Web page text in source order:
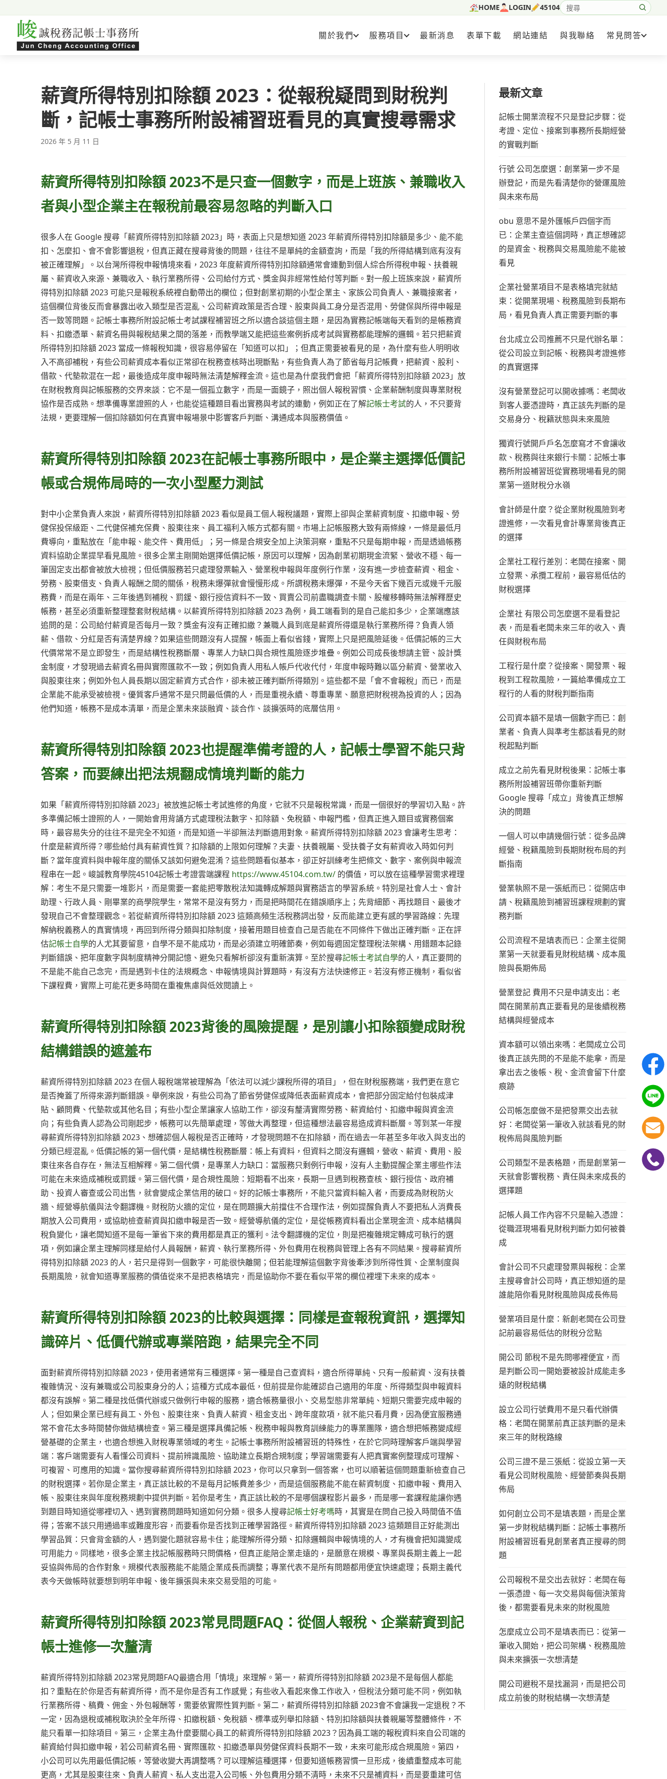
HOME LOGIN 45104
搜尋網站內容
關於我們
服務項目 最新消息 表單下載 網站連結 與我聯絡 常見問答
薪資所得特別扣除額 2023：從報稅疑問到財稅判
斷，記帳士事務所附設補習班看見的真實搜尋需求
2026 年 5 月 11 日
薪資所得特別扣除額 2023不是只查一個數字，而是上班族、兼職收入
者與小型企業主在報稅前最容易忽略的判斷入口
很多人在 Google 搜尋「薪資所得特別扣除額 2023」時，表面上只是想知道 2023 年薪資所得特別扣除額是多少、能不能
扣、怎麼扣、會不會影響退稅，但真正藏在搜尋背後的問題，往往不是單純的金額查詢，而是「我的所得結構到底有沒有
被正確理解」。以台灣所得稅申報情境來看，2023 年度薪資所得特別扣除額通常會連動到個人綜合所得稅申報、扶養親
屬、薪資收入來源、兼職收入、執行業務所得、公司給付方式、獎金與非經常性給付等判斷。對一般上班族來說，薪資所
得特別扣除額 2023 可能只是報稅系統裡自動帶出的欄位；但對創業初期的小型企業主、家族公司負責人、兼職接案者，
這個欄位背後反而會暴露出收入類型是否混亂、公司薪資政策是否合理、股東與員工身分是否混用、勞健保與所得申報是
否一致等問題。記帳士事務所附設記帳士考試課程補習班之所以適合談這個主題，是因為實務記帳端每天看到的是帳務資
料、扣繳憑單、薪資名冊與報稅結果之間的落差，而教學端又能把這些案例拆成考試與實務都能理解的邏輯。若只把薪資
所得特別扣除額 2023 當成一條報稅知識，很容易停留在「知道可以扣」；但真正需要被看見的是，為什麼有些人明明收
入不高卻補稅，有些公司薪資成本看似正常卻在稅務查核時出現斷點，有些負責人為了節省每月記帳費，把薪資、股利、
借款、代墊款混在一起，最後造成年度申報時無法清楚解釋金流。這也是為什麼我們會把「薪資所得特別扣除額 2023」放
在財稅教育與記帳服務的交界來談：它不是一個孤立數字，而是一面鏡子，照出個人報稅習慣、企業薪酬制度與專業財稅
協作是否成熟。想準備專業證照的人，也能從這種題目看出實務與考試的連動，例如正在了解記帳士考試的人，不只要背
法規，更要理解一個扣除額如何在真實申報場景中影響客戶判斷、溝通成本與服務價值。
薪資所得特別扣除額 2023在記帳士事務所眼中，是企業主選擇低價記
帳或合規佈局時的一次小型壓力測試
對中小企業負責人來說，薪資所得特別扣除額 2023 看似是員工個人報稅議題，實際上卻與企業薪資制度、扣繳申報、勞
健保投保級距、二代健保補充保費、股東往來、員工福利入帳方式都有關。市場上記帳服務大致有兩條線，一條是最低月
費導向，重點放在「能申報、能交件、費用低」；另一條是合規安全加上決策洞察，重點不只是每期申報，而是透過帳務
資料協助企業提早看見風險。很多企業主剛開始選擇低價記帳，原因可以理解，因為創業初期現金流緊、營收不穩、每一
筆固定支出都會被放大檢視；但低價服務若只處理發票輸入、營業稅申報與年度例行作業，沒有進一步檢查薪資、租金、
勞務、股東借支、負責人報酬之間的關係，稅務未爆彈就會慢慢形成。所謂稅務未爆彈，不是今天省下幾百元或幾千元服
務費，而是在兩年、三年後遇到補稅、罰鍰、銀行授信資料不一致、買賣公司前盡職調查卡關、股權移轉時無法解釋歷史
帳務，甚至必須重新整理整套財稅結構。以薪資所得特別扣除額 2023 為例，員工端看到的是自己能扣多少，企業端應該
追問的是：公司給付薪資是否每月一致？獎金有沒有正確扣繳？兼職人員到底是薪資所得還是執行業務所得？負責人領
薪、借款、分紅是否有清楚界線？如果這些問題沒有人提醒，帳面上看似省錢，實際上只是把風險延後。低價記帳的三大
代價常常不是立即發生，而是結構性稅務斷層、專業人力缺口與合規性風險逐步堆疊。例如公司成長後想請主管、設計獎
金制度，才發現過去薪資名冊與實際匯款不一致；例如負責人用私人帳戶代收代付，年度申報時難以區分薪資、營業收入
與股東往來；例如外包人員長期以固定薪資方式合作，卻未被正確判斷所得類別。這些都不是「會不會報稅」而已，而是
企業能不能承受被檢視。優質客戶通常不是只問最低價的人，而是重視永續、尊重專業、願意把財稅視為投資的人；因為
他們知道，帳務不是成本清單，而是企業未來談融資、談合作、談擴張時的底層信用。
薪資所得特別扣除額 2023也提醒準備考證的人，記帳士學習不能只背
答案，而要練出把法規翻成情境判斷的能力
如果「薪資所得特別扣除額 2023」被放進記帳士考試進修的角度，它就不只是報稅常識，而是一個很好的學習切入點。許
多準備記帳士證照的人，一開始會用背誦方式處理稅法數字、扣除額、免稅額、申報門檻，但真正進入題目或實務個案
時，最容易失分的往往不是完全不知道，而是知道一半卻無法判斷適用對象。薪資所得特別扣除額 2023 會讓考生思考：
什麼是薪資所得？哪些給付具有薪資性質？扣除額的上限如何理解？夫妻、扶養親屬、受扶養子女有薪資收入時如何判
斷？當年度資料與申報年度的關係又該如何避免混淆？這些問題看似基本，卻正好訓練考生把條文、數字、案例與申報流
程串在一起。峻誠教育學院45104記帳士考證雲端課程 https://www.45104.com.tw/ 的價值，可以放在這種學習需求裡理
解：考生不是只需要一堆影片，而是需要一套能把零散稅法知識轉成解題與實務語言的學習系統。特別是社會人士、會計
助理、行政人員、剛畢業的商學院學生，常常不是沒有努力，而是把時間花在錯誤順序上；先背細節、再找題目、最後才
發現自己不會整理觀念。若從薪資所得特別扣除額 2023 這類高頻生活稅務詞出發，反而能建立更有感的學習路線：先理
解納稅義務人的真實情境，再回到所得分類與扣除制度，接著用題目檢查自己是否能在不同條件下做出正確判斷。正在評
估記帳士自學的人尤其要留意，自學不是不能成功，而是必須建立明確節奏，例如每週固定整理稅法架構、用錯題本記錄
判斷錯誤、把年度數字與制度精神分開記憶、避免只看解析卻沒有重新演算。至於搜尋記帳士考試自學的人，真正要問的
不是能不能自己念完，而是遇到卡住的法規概念、申報情境與計算題時，有沒有方法快速修正。若沒有修正機制，看似省
下課程費，實際上可能花更多時間在重複焦慮與低效閱讀上。
薪資所得特別扣除額 2023背後的風險提醒，是別讓小扣除額變成財稅
結構錯誤的遮羞布
薪資所得特別扣除額 2023 在個人報稅端常被理解為「依法可以減少課稅所得的項目」，但在財稅服務端，我們更在意它
是否掩蓋了所得來源判斷錯誤。舉例來說，有些公司為了節省勞健保或降低表面薪資成本，會把部分固定給付包裝成津
貼、顧問費、代墊款或其他名目；有些小型企業讓家人協助工作，卻沒有釐清實際勞務、薪資給付、扣繳申報與資金流
向；有些負責人認為公司剛起步，帳務可以先簡單處理，等做大再整理，但這種想法最容易造成資料斷層。等到某一年搜
尋薪資所得特別扣除額 2023、想確認個人報稅是否正確時，才發現問題不在扣除額，而在過去一年甚至多年收入與支出的
分類已經混亂。低價記帳的第一個代價，是結構性稅務斷層：帳上有資料，但資料之間沒有邏輯，營收、薪資、費用、股
東往來各自存在，無法互相解釋。第二個代價，是專業人力缺口：當服務只剩例行申報，沒有人主動提醒企業主哪些作法
可能在未來造成補稅或罰鍰。第三個代價，是合規性風險：短期看不出來，長期一旦遇到稅務查核、銀行授信、政府補
助、投資人審查或公司出售，就會變成企業信用的破口。好的記帳士事務所，不能只當資料輸入者，而要成為財稅防火
牆、經營導航儀與法令翻譯機。財稅防火牆的定位，是在問題擴大前擋住不合理作法，例如提醒負責人不要把私人消費長
期放入公司費用，或協助檢查薪資與扣繳申報是否一致。經營導航儀的定位，是從帳務資料看出企業現金流、成本結構與
稅負變化，讓老闆知道不是每一筆省下來的費用都是真正的獲利。法令翻譯機的定位，則是把複雜規定轉成可執行的選
項，例如讓企業主理解同樣是給付人員報酬，薪資、執行業務所得、外包費用在稅務與管理上各有不同結果。搜尋薪資所
得特別扣除額 2023 的人，若只是得到一個數字，可能很快離開；但若能理解這個數字背後牽涉到所得性質、企業制度與
長期風險，就會知道專業服務的價值從來不是把表格填完，而是協助你不要在看似平常的欄位裡埋下未來的成本。
薪資所得特別扣除額 2023的比較與選擇：同樣是查報稅資訊，選擇知
識碎片、低價代辦或專業陪跑，結果完全不同
面對薪資所得特別扣除額 2023，使用者通常有三種選擇。第一種是自己查資料，適合所得單純、只有一般薪資、沒有扶養
複雜情況、沒有兼職或公司股東身分的人；這種方式成本最低，但前提是你能確認自己適用的年度、所得類型與申報資料
都沒有誤解。第二種是找低價代辦或只做例行申報的服務，適合帳務量很小、交易型態非常單純、短期只需要完成申報的
人；但如果企業已經有員工、外包、股東往來、負責人薪資、租金支出、跨年度款項，就不能只看月費，因為便宜服務通
常不會花太多時間替你做結構檢查。第三種是選擇具備記帳、稅務申報與教育訓練能力的專業團隊，適合想把帳務變成經
營基礎的企業主，也適合想進入財稅專業領域的考生。記帳士事務所附設補習班的特殊性，在於它同時理解客戶端與學習
端：客戶端需要有人看懂公司資料、提前辨識風險、協助建立長期合規制度；學習端需要有人把真實案例整理成可理解、
可複習、可應用的知識。當你搜尋薪資所得特別扣除額 2023，你可以只拿到一個答案，也可以順著這個問題重新檢查自己
的財稅選擇。若你是企業主，真正該比較的不是每月記帳費差多少，而是這個服務能不能在薪資制度、扣繳申報、費用入
帳、股東往來與年度稅務規劃中提供判斷。若你是考生，真正該比較的不是哪個課程影片最多，而是哪一套課程能讓你遇
到題目時知道從哪裡切入、遇到實務問題時知道如何分類。很多人搜尋記帳士好考嗎時，其實是在問自己投入時間值不值
得；答案不該只用通過率或難度形容，而要看你是否找到正確學習路徑。薪資所得特別扣除額 2023 這類題目正好能測出
學習品質：只會背金額的人，遇到變化題就容易卡住；能理解所得分類、扣除邏輯與申報情境的人，才有機會把知識變成
可用能力。同樣地，很多企業主找記帳服務時只問價格，但真正能陪企業走遠的，是願意在規模、專業與長期主義上一起
妥協與佈局的合作對象。規模代表服務能不能隨企業成長而調整；專業代表不是所有問題都用便宜快速處理；長期主義代
表今天做帳時就要想到明年申報、後年擴張與未來交易受阻的可能。
薪資所得特別扣除額 2023常見問題FAQ：從個人報稅、企業薪資到記
帳士進修一次釐清
薪資所得特別扣除額 2023常見問題FAQ最適合用「情境」來理解。第一，薪資所得特別扣除額 2023是不是每個人都能
扣？重點在於你是否有薪資所得，而不是你是否有工作感覺；有些收入看起來像工作收入，但稅法分類可能不同，例如執
行業務所得、稿費、佣金、外包報酬等，需要依實際性質判斷。第二，薪資所得特別扣除額 2023會不會讓我一定退稅？不
一定，因為退稅或補稅取決於全年所得、扣繳稅額、免稅額、標準或列舉扣除額、特別扣除額與扶養親屬等整體條件，不
能只看單一扣除項目。第三，企業主為什麼要關心員工的薪資所得特別扣除額 2023？因為員工端的報稅資料來自公司端的
薪資給付與扣繳申報，若公司薪資名冊、實際匯款、扣繳憑單與勞健保資料長期不一致，未來可能形成合規風險。第四，
小公司可以先用最低價記帳，等營收變大再調整嗎？可以理解這種選擇，但要知道帳務習慣一旦形成，後續重整成本可能
更高，尤其是股東往來、負責人薪資、私人支出混入公司帳、外包費用分類不清時，未來不只是補資料，而是要重建可信
最新文章
記帳士開業流程不只是登記步驟：從
考證、定位、接案到事務所長期經營
的實戰判斷
行號 公司怎麼選：創業第一步不是
辦登記，而是先看清楚你的營運風險
與未來布局
obu 意思不是外匯帳戶四個字而
已：企業主查這個詞時，真正想確認
的是資金、稅務與交易風險能不能被
看見
企業社營業項目不是表格填完就結
束：從開業現場、稅務風險到長期布
局，看見負責人真正需要判斷的事
台北成立公司推薦不只是代辦名單：
從公司設立到記帳、稅務與考證進修
的真實選擇
沒有營業登記可以開收據嗎：老闆收
到客人要憑證時，真正該先判斷的是
交易身分、稅籍狀態與未來風險
獨資行號開戶戶名怎麼寫才不會讓收
款、稅務與往來銀行卡關：記帳士事
務所附設補習班從實務現場看見的開
業第一道財稅分水嶺
會計師是什麼？從企業財稅風險到考
證進修，一次看見會計專業背後真正
的選擇
企業社工程行差別：老闆在接案、開
立發票、承攬工程前，最容易低估的
財稅選擇
企業社 有限公司怎麼選不是看登記
表，而是看老闆未來三年的收入、責
任與財稅布局
工程行是什麼？從接案、開發票、報
稅到工程款風險，一篇給準備成立工
程行的人看的財稅判斷指南
公司資本額不是填一個數字而已：創
業者、負責人與準考生都該看見的財
稅起點判斷
成立之前先看見財稅後果：記帳士事
務所附設補習班帶你重新判斷
Google 搜尋「成立」背後真正想解
決的問題
一個人可以申請幾個行號：從多品牌
經營、稅籍風險到長期財稅布局的判
斷指南
營業執照不是一張紙而已：從開店申
請、稅籍風險到補習班課程規劃的實
務判斷
公司流程不是填表而已：企業主從開
業第一天就要看見財稅結構、成本風
險與長期佈局
營業登記 費用不只是申請支出：老
闆在開業前真正要看見的是後續稅務
結構與經營成本
資本額可以領出來嗎：老闆成立公司
後真正該先問的不是能不能拿，而是
拿出去之後帳、稅、金流會留下什麼
痕跡
公司帳怎麼做不是把發票交出去就
好：老闆從第一筆收入就該看見的財
稅佈局與風險判斷
公司類型不是表格題，而是創業第一
天就會影響稅務、責任與未來成長的
選擇題
記帳人員工作內容不只是輸入憑證：
從職涯現場看見財稅判斷力如何被養
成
會計公司不只處理發票與報稅：企業
主搜尋會計公司時，真正想知道的是
誰能陪你看見財稅風險與成長佈局
營業項目是什麼：新創老闆在公司登
記前最容易低估的財稅分岔點
開公司 節稅不是先問哪裡便宜，而
是判斷公司一開始要被設計成能走多
遠的財稅結構
設立公司行號費用不是只看代辦價
格：老闆在開業前真正該判斷的是未
來三年的財稅路線
公司三證不是三張紙：從設立第一天
看見公司財稅風險、經營節奏與長期
佈局
如何創立公司不是填表題，而是企業
第一步財稅結構判斷：記帳士事務所
附設補習班看見創業者真正搜尋的問
題
公司報稅不是交出去就好：老闆在每
一張憑證、每一次交易與每個決策背
後，都需要看見未來的財稅風險
怎麼成立公司不是填表而已：從第一
筆收入開始，把公司架構、稅務風險
與未來擴張一次想清楚
開公司避稅不是找漏洞，而是把公司
成立前後的財稅結構一次想清楚